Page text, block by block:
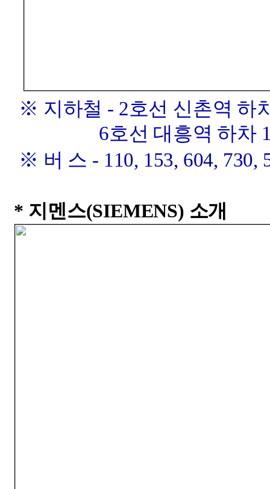
※ 지하철 - 2호선 신촌역 하
6호선 대흥역 하차
※ 버 스 - 110, 153, 604, 730,
* 지멘스(SIEMENS) 소개